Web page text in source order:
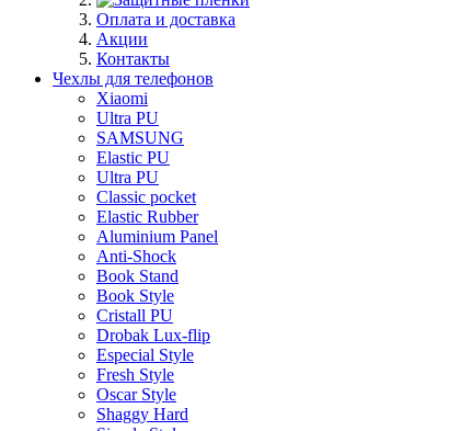
Оплата и доставка
Акции
Контакты
Чехлы для телефонов
Xiaomi
Ultra PU
SAMSUNG
Elastic PU
Ultra PU
Classic pocket
Elastic Rubber
Aluminium Panel
Anti-Shock
Book Stand
Book Style
Cristall PU
Drobak Lux-flip
Especial Style
Fresh Style
Oscar Style
Shaggy Hard